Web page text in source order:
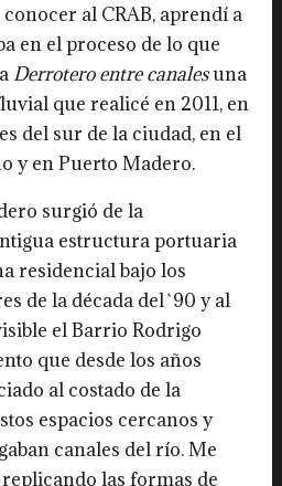
al CRAB, aprendí a
en el proceso de lo que
Derrotero entre canalesuna
que realicé en 2011, en
del sur de la ciudad, en el
y en Puerto Madero.
surgió de la
estructura portuaria
residencial bajo los
de la década del `90 y al
el Barrio Rodrigo
que desde los años
al costado de la
espacios cercanos y
canales del río. Me
las formas de